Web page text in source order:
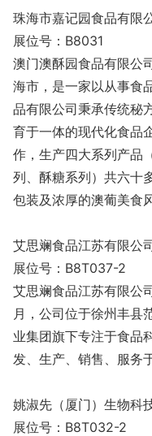
珠海市嘉记园食品有限
展位号：B8031
澳门澳酥园食品有限公
海市，是一家以从事食
品有限公司秉承传统秘
育于一体的现代化食品
作，生产四大系列产品
列、酥糖系列）共六十
包装及浓厚的澳葡美食
艾思斓食品江苏有限公
展位号：B8T037-2
艾思斓食品江苏有限公
月，公司位于徐州丰县
业集团旗下专注于食品
发、生产、销售、服务
姚淑先（厦门）生物科
展位号：B8T032-2